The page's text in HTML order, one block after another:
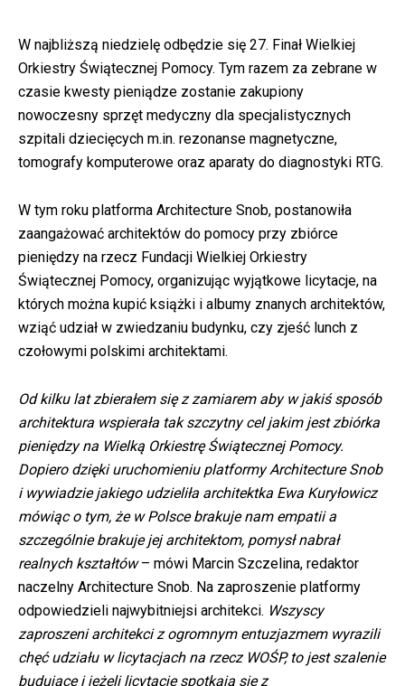
W najbliższą niedzielę odbędzie się 27. Finał Wielkiej
Orkiestry Świątecznej Pomocy. Tym razem za zebrane w
czasie kwesty pieniądze zostanie zakupiony
nowoczesny sprzęt medyczny dla specjalistycznych
szpitali dziecięcych m.in. rezonanse magnetyczne,
tomografy komputerowe oraz aparaty do diagnostyki RTG.
W tym roku platforma Architecture Snob, postanowiła
zaangażować architektów do pomocy przy zbiórce
pieniędzy na rzecz Fundacji Wielkiej Orkiestry
Świątecznej Pomocy, organizując wyjątkowe licytacje, na
których można kupić książki i albumy znanych architektów,
wziąć udział w zwiedzaniu budynku, czy zjeść lunch z
czołowymi polskimi architektami.
Od kilku lat zbierałem się z zamiarem aby w jakiś sposób
architektura wspierała tak szczytny cel jakim jest zbiórka
pieniędzy na Wielką Orkiestrę Świątecznej Pomocy.
Dopiero dzięki uruchomieniu platformy Architecture Snob
i wywiadzie jakiego udzieliła architektka Ewa Kuryłowicz
mówiąc o tym, że w Polsce brakuje nam empatii a
szczególnie brakuje jej architektom, pomysł nabrał
realnych kształtów– mówi Marcin Szczelina, redaktor
naczelny Architecture Snob. Na zaproszenie platformy
odpowiedzieli najwybitniejsi architekci. Wszyscy
zaproszeni architekci z ogromnym entuzjazmem wyrazili
chęć udziału w licytacjach na rzecz WOŚP, to jest szalenie
budujące i jeżeli licytacje spotkają się z